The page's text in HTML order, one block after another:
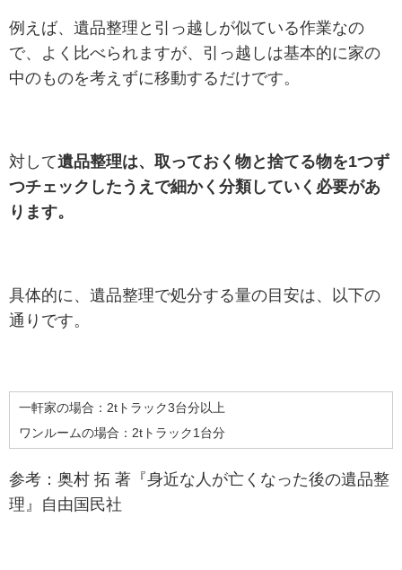
例えば、遺品整理と引っ越しが似ている作業なの
で、よく比べられますが、引っ越しは基本的に家の
中のものを考えずに移動するだけです。
対して遺品整理は、取っておく物と捨てる物を1つず
つチェックしたうえで細かく分類していく必要があ
ります。
具体的に、遺品整理で処分する量の目安は、以下の
通りです。
一軒家の場合：2tトラック3台分以上
ワンルームの場合：2tトラック1台分
参考：奥村 拓 著『身近な人が亡くなった後の遺品整
理』自由国民社